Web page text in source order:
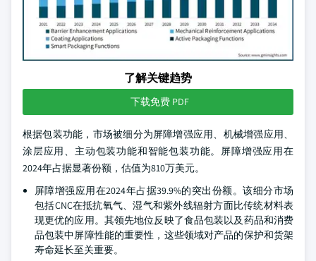
了解关键趋势
下载免费 PDF
根据包装功能，市场被细分为屏障增强应用、机械增强应用、
涂层应用、主动包装功能和智能包装功能。屏障增强应用在
2024年占据显著份额，估值为810万美元。
屏障增强应用在2024年占据39.9%的突出份额。该细分市场
包括CNC在抵抗氧气、湿气和紫外线辐射方面比传统材料表
现更优的应用。其领先地位反映了食品包装以及药品和消费
品包装中屏障性能的重要性，这些领域对产品的保护和货架
寿命延长至关重要。